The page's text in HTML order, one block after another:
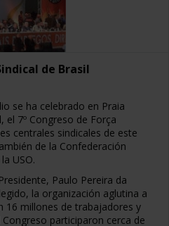
de Brasil
se ha celebrado en Praia
el 7º Congreso de Força
centrales sindicales de este
de la Confederación
USO.
Paulo Pereira da
la organización aglutina a
16 millones de trabajadores y
participaron cerca de